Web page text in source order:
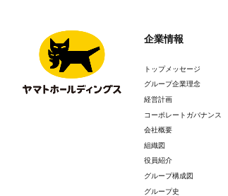
企業情報
トップメッセージ
グループ企業理念
経営計画
コーポレートガバナンス
会社概要
組織図
役員紹介
グループ構成図
グループ史